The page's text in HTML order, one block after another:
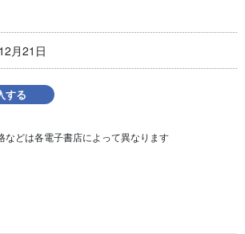
月21日
する
などは各電子書店によって異なります